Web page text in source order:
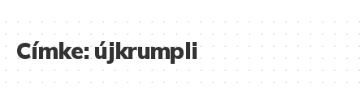
Címke:újkrumpli